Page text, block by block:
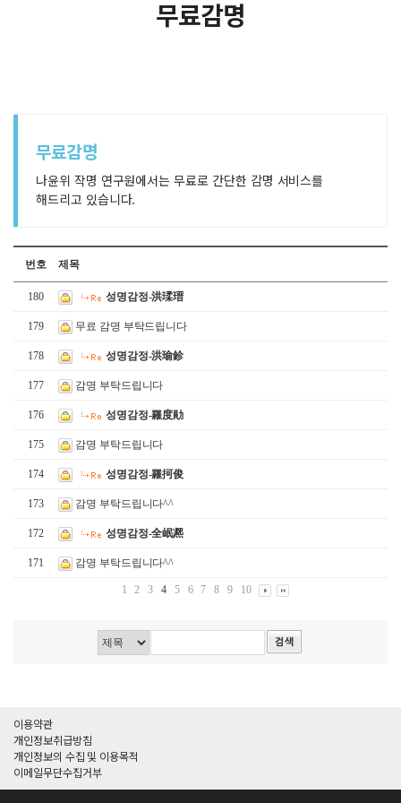
무료감명
무료감명
나윤위 작명 연구원에서는 무료로 간단한 감명 서비스를
해드리고 있습니다.
번호 제목
180 성명감정-洪瑈瑨
179 무료 감명 부탁드립니다
178 성명감정-洪瑜鉁
177 감명 부탁드립니다
176 성명감정-羅度勛
175 감명 부탁드립니다
174 성명감정-羅抲俊
173 감명 부탁드립니다^^
172 성명감정-全岷凞
171 감명 부탁드립니다^^
1 2 3 4 5 6 7 8 9 10
이용약관
개인정보취급방침
개인정보의 수집 및 이용목적
이메일무단수집거부